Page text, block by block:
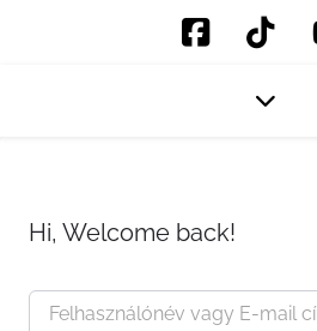
Hi, Welcome back!